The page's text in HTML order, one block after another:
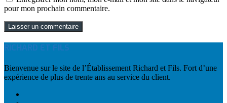
pour mon prochain commentaire.
RICHARD ET FILS
Bienvenue sur le site de l’Établissement Richard et Fils. Fort d’une
expérience de plus de trente ans au service du client.